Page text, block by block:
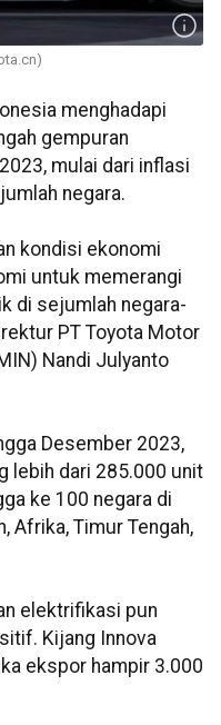
menghadapi
gempuran
mulai dari inflasi
negara.
kondisi ekonomi
untuk memerangi
di sejumlah negara-
PT Toyota Motor
Nandi Julyanto
Desember 2023,
lebih dari 285.000 unit
ke 100 negara di
Afrika, Timur Tengah,
elektrifikasi pun
Kijang Innova
ekspor hampir 3.000